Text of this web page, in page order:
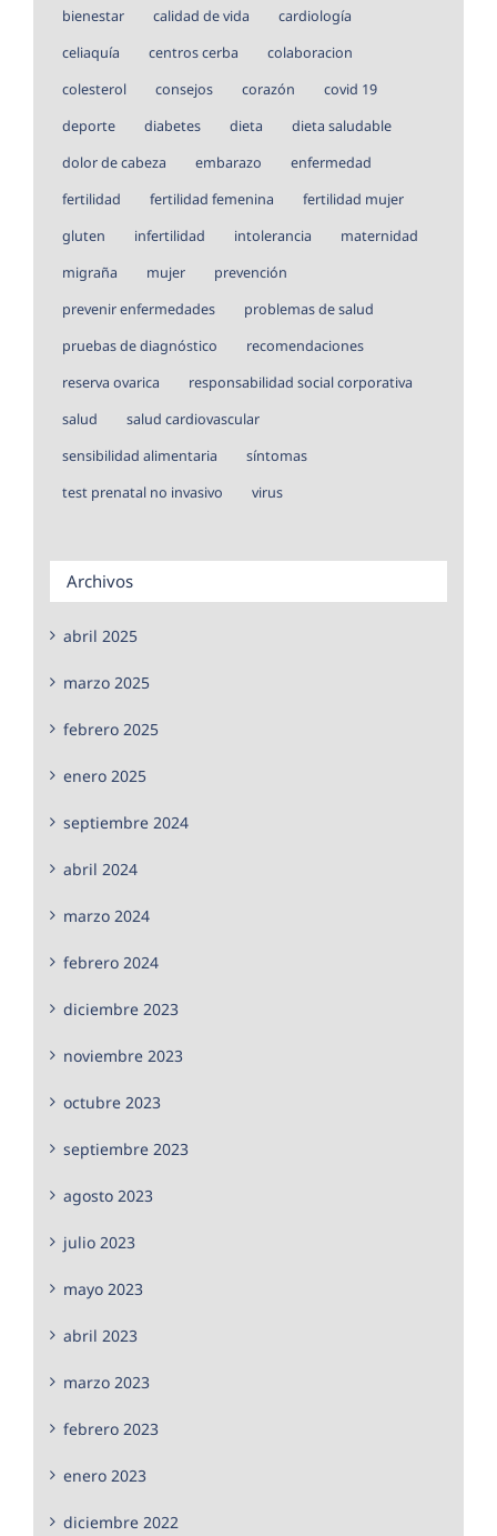
bienestar
calidad de vida
cardiología
celiaquía
centros cerba
colaboracion
colesterol
consejos corazón
covid 19
deporte
diabetes dieta
dieta saludable
dolor de cabeza
embarazo
enfermedad
fertilidad
fertilidad femenina
fertilidad mujer
gluten
infertilidad intolerancia
maternidad
migraña
mujer
prevención
prevenir enfermedades
problemas de salud
pruebas de diagnóstico
recomendaciones
reserva ovarica
responsabilidad social corporativa
salud
salud cardiovascular
sensibilidad alimentaria
síntomas
test prenatal no invasivo
virus
Archivos
abril 2025
marzo 2025
febrero 2025
enero 2025
septiembre 2024
abril 2024
marzo 2024
febrero 2024
diciembre 2023
noviembre 2023
octubre 2023
septiembre 2023
agosto 2023
julio 2023
mayo 2023
abril 2023
marzo 2023
febrero 2023
enero 2023
diciembre 2022